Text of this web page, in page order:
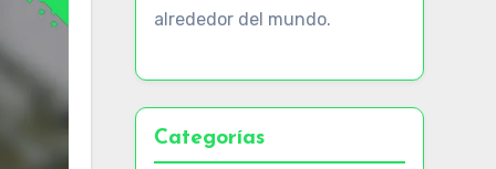
alrededor del mundo.
Categorías